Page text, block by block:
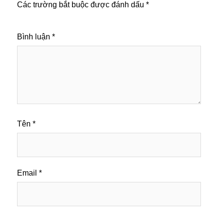
Các trường bắt buộc được đánh dấu *
Bình luận *
Tên *
Email *